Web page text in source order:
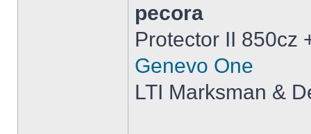
pecora
Protector II 850cz
Genevo One
LTI Marksman &